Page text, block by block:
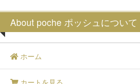
About poche ポッシュについて
ホーム